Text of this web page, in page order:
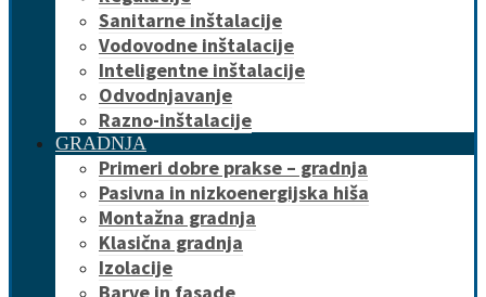
Sanitarne inštalacije
Vodovodne inštalacije
Inteligentne inštalacije
Odvodnjavanje
Razno-inštalacije
GRADNJA
Primeri dobre prakse – gradnja
Pasivna in nizkoenergijska hiša
Montažna gradnja
Klasična gradnja
Izolacije